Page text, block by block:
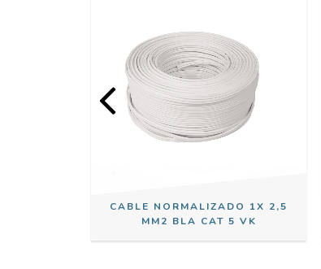
CABLE NORMALIZADO 1X 2,5
MM2 BLA CAT 5 VK